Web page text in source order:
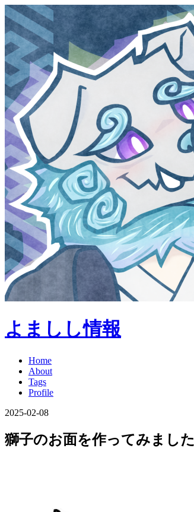
よましし情報
Home
About
Tags
Profile
2025-02-08
獅子のお面を作ってみました